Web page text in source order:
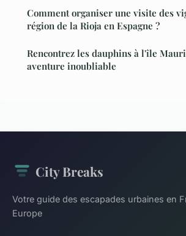
Comment organiser une visite des
région de la Rioja en Espagne ?
Rencontrez les dauphins à l'île
aventure inoubliable
City Breaks
Votre guide des escapades urbaines en
Europe